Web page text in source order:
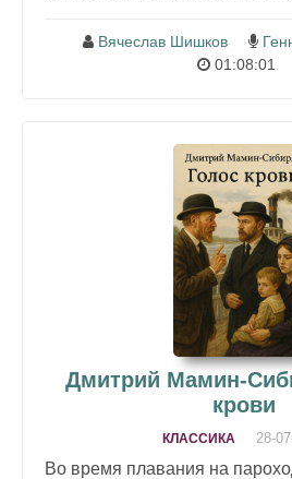
Вячеслав Шишков
01:08:01
Дмитрий Мамин-
крови
КЛАССИКА 28-
Во время плавания на